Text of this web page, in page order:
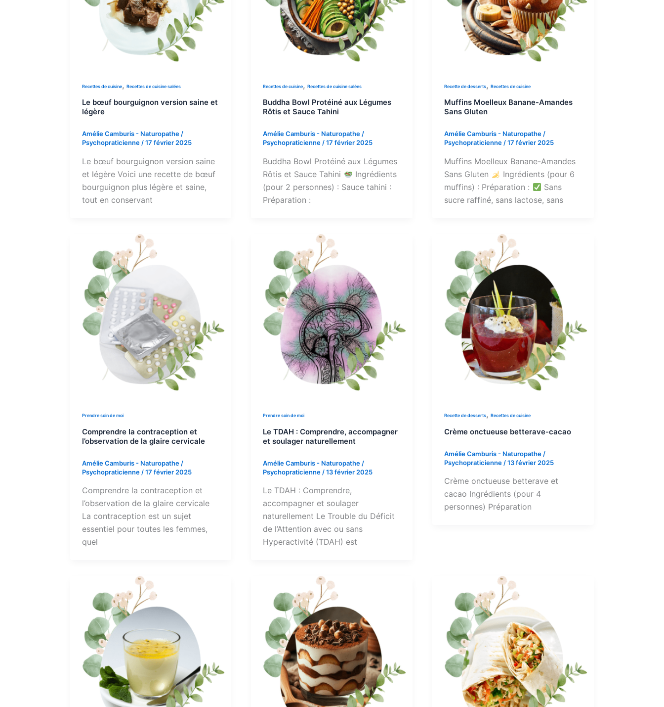
Recettes de cuisine, Recettes de cuisine salées
Le bœuf bourguignon version saine et
légère
Amélie Camburis - Naturopathe /
Psychopraticienne/17 février 2025
Le bœuf bourguignon version saine
et légère Voici une recette de bœuf
bourguignon plus légère et saine,
tout en conservant
Recettes de cuisine,Recettes de cuisine salées
Buddha Bowl Protéiné aux Légumes
Rôtis et Sauce Tahini
Amélie Camburis - Naturopathe /
Psychopraticienne/17 février 2025
Buddha Bowl Protéiné aux Légumes
Rôtis et Sauce Tahini
Ingrédients
(pour 2 personnes) : Sauce tahini :
Préparation :
Recette de desserts,Recettes de cuisine
Muffins Moelleux Banane-Amandes
Sans Gluten
Amélie Camburis - Naturopathe /
Psychopraticienne/17 février 2025
Muffins Moelleux Banane-Amandes
Sans Gluten
Ingrédients (pour 6
muffins) : Préparation :
Sans
sucre raffiné, sans lactose, sans
Prendre soin de moi
Comprendre la contraception et
l’observation de la glaire cervicale
Amélie Camburis - Naturopathe /
Psychopraticienne /17 février 2025
Comprendre la contraception et
l’observation de la glaire cervicale
La contraception est un sujet
essentiel pour toutes les femmes,
quel
Prendre soin de moi
Le TDAH : Comprendre, accompagner
et soulager naturellement
Amélie Camburis - Naturopathe /
Psychopraticienne /13 février 2025
Le TDAH : Comprendre,
accompagner et soulager
naturellement Le Trouble du Déficit
de l’Attention avec ou sans
Hyperactivité (TDAH) est
Recette de desserts,Recettes de cuisine
Crème onctueuse betterave-cacao
Amélie Camburis - Naturopathe /
Psychopraticienne /13 février 2025
Crème onctueuse betterave et
cacao Ingrédients (pour 4
personnes) Préparation